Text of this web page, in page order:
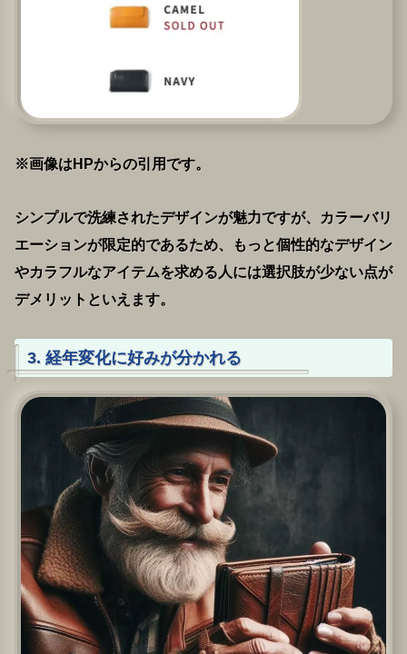
※画像はHPからの引用です。
シンプルで洗練されたデザインが魅力ですが、カラーバリ
エーションが限定的であるため、もっと個性的なデザイン
やカラフルなアイテムを求める人には選択肢が少ない点が
デメリットといえます。
3. 経年変化に好みが分かれる